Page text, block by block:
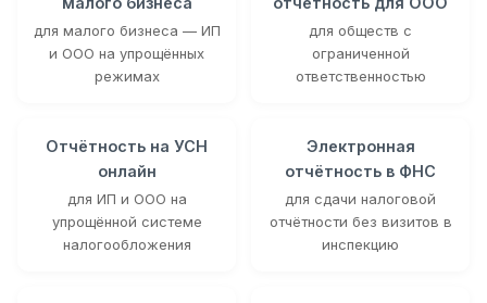
для малого бизнеса — ИП
и ООО на упрощённых
режимах
для обществ с
ограниченной
ответственностью
Отчётность на УСН
онлайн
для ИП и ООО на
упрощённой системе
налогообложения
Электронная
отчётность в ФНС
для сдачи налоговой
отчётности без визитов в
инспекцию